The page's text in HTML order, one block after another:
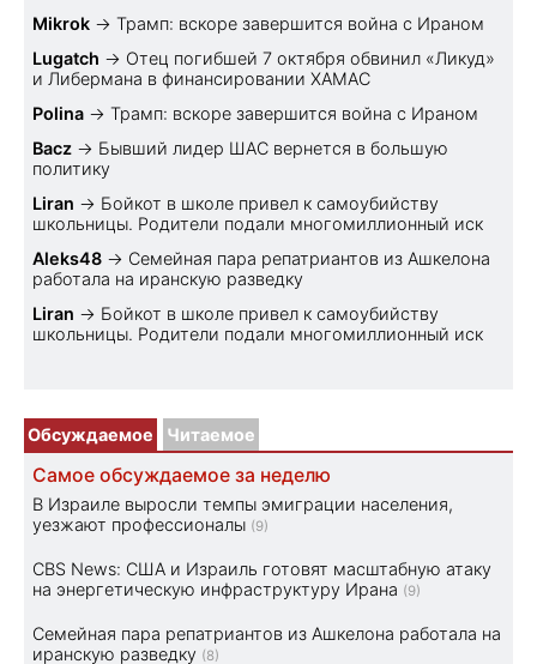
Mikrok → Трамп: вскоре завершится война с Ираном
Lugatch → Отец погибшей 7 октября обвинил «Ликуд»
и Либермана в финансировании ХАМАС
Polina → Трамп: вскоре завершится война с Ираном
Bacz → Бывший лидер ШАС вернется в большую
политику
Liran → Бойкот в школе привел к самоубийству
школьницы. Родители подали многомиллионный иск
Aleks48 → Семейная пара репатриантов из Ашкелона
работала на иранскую разведку
Liran → Бойкот в школе привел к самоубийству
школьницы. Родители подали многомиллионный иск
Обсуждаемое Читаемое
Самое обсуждаемое за неделю
В Израиле выросли темпы эмиграции населения,
уезжают профессионалы (9)
CBS News: США и Израиль готовят масштабную атаку
на энергетическую инфраструктуру Ирана (9)
Семейная пара репатриантов из Ашкелона работала на
иранскую разведку (8)